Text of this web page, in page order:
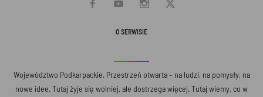
O SERWISIE
Województwo Podkarpackie. Przestrzeń otwarta – na ludzi, na pomysły, na
nowe idee. Tutaj żyje się wolniej, ale dostrzega więcej. Tutaj wiemy, co w